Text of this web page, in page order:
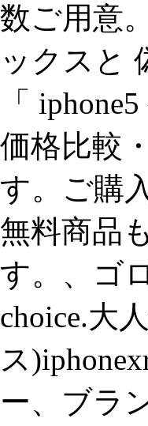
数ご用意
ックスと
「
価格比較
す。ご購
無料商品
す。、ゴ
choice.大
ス
ー、ブラ